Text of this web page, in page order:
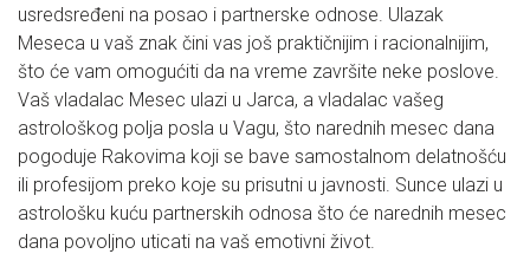
usredsređeni na posao i partnerske odnose. Ulazak
Meseca u vaš znak čini vas još praktičnijim i racionalnijim,
što će vam omogućiti da na vreme završite neke poslove.
Vaš vladalac Mesec ulazi u Jarca, a vladalac vašeg
astrološkog polja posla u Vagu, što narednih mesec dana
pogoduje Rakovima koji se bave samostalnom delatnošću
ili profesijom preko koje su prisutni u javnosti. Sunce ulazi u
astrološku kuću partnerskih odnosa što će narednih mesec
dana povoljno uticati na vaš emotivni život.